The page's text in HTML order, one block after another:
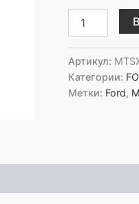
товара
Technik
Комплект
пружин
с
FOCUS
(DA/DB)
Артикул:
Категории:
Метки: Ford,